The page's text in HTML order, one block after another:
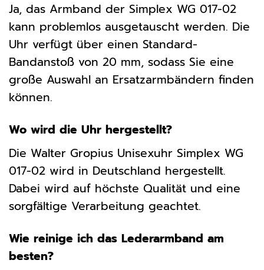
Ja, das Armband der Simplex WG 017-02
kann problemlos ausgetauscht werden. Die
Uhr verfügt über einen Standard-
Bandanstoß von 20 mm, sodass Sie eine
große Auswahl an Ersatzarmbändern finden
können.
Wo wird die Uhr hergestellt?
Die Walter Gropius Unisexuhr Simplex WG
017-02 wird in Deutschland hergestellt.
Dabei wird auf höchste Qualität und eine
sorgfältige Verarbeitung geachtet.
Wie reinige ich das Lederarmband am
besten?